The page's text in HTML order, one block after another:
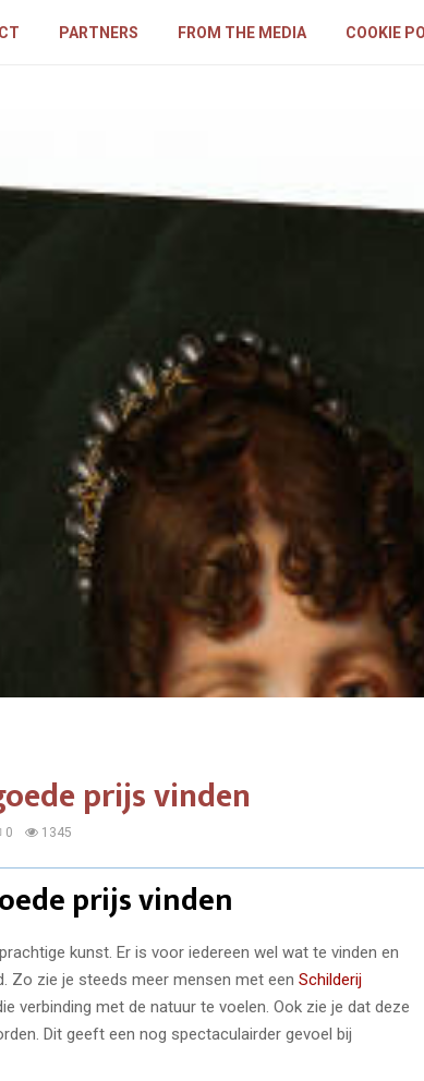
PARTNERS FROM THE MEDIA COOKIE
prijs vinden
0 1345
prijs vinden
kunst. Er is voor iedereen wel wat te vinden en
Zo zie je steeds meer mensen met een Schilderij
verbinding met de natuur te voelen. Ook zie je dat deze
Dit geeft een nog spectaculairder gevoel bij